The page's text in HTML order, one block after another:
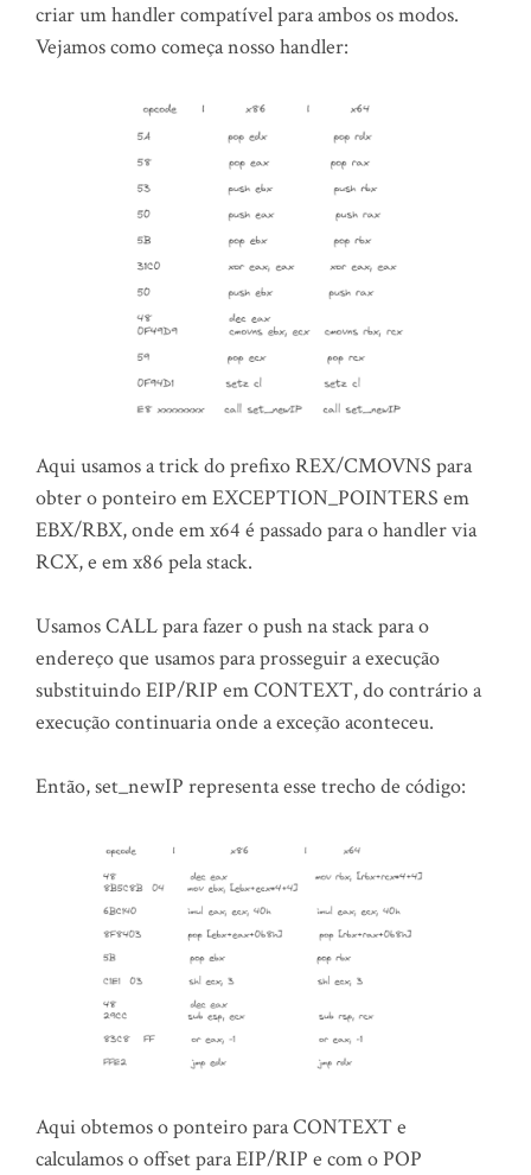
criar um handler compatível para ambos os modos.
Vejamos como começa nosso handler:
Aqui usamos a trick do prefixo REX/CMOVNS para
obter o ponteiro em EXCEPTION_POINTERS em
EBX/RBX, onde em x64 é passado para o handler via
RCX, e em x86 pela stack.
Usamos CALL para fazer o push na stack para o
endereço que usamos para prosseguir a execução
substituindo EIP/RIP em CONTEXT, do contrário a
execução continuaria onde a exceção aconteceu.
Então, set_newIP representa esse trecho de código:
Aqui obtemos o ponteiro para CONTEXT e
calculamos o offset para EIP/RIP e com o POP